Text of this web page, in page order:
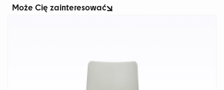
Może Cię zainteresować